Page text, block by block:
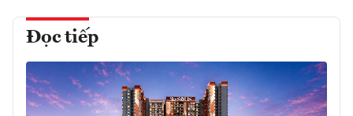
Đọc tiếp